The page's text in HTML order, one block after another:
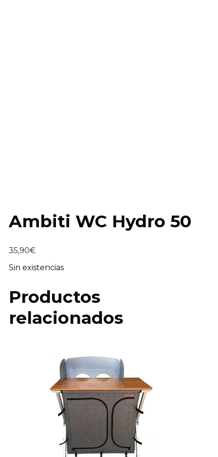
Ambiti WC Hydro 50
35,90€
Sin existencias
Productos
relacionados